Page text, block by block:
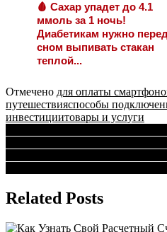
🩸 Сахар упадет до 4.1
ммоль за 1 ночь!
Диабетикам нужно
сном выпивать стакан
теплой...
Отмечено для оплаты
путешествияспособы
инвестициитовары и услуги
Навигация
по
записям
Related Posts